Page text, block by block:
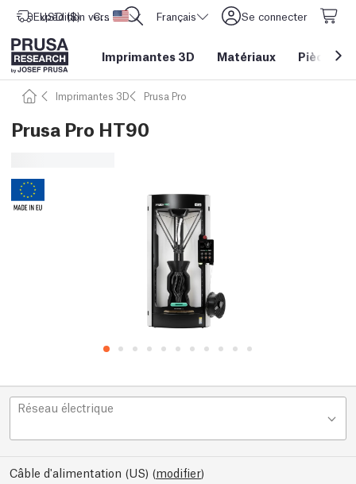
Expédition vers Etats-Unis d'Amérique
USD ($) CORE One L: Maintenant en stock ! Français Se connecter
Imprimantes 3D Matériaux Pièces&
Imprimantes 3D Prusa Pro
Prusa Pro HT90
Réseau électrique
Câble d'alimentation (US) (modifier)